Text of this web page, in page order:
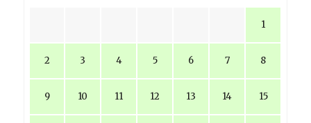
1
2 3 4 5 6 7 8
9 10 11 12 13 14 15